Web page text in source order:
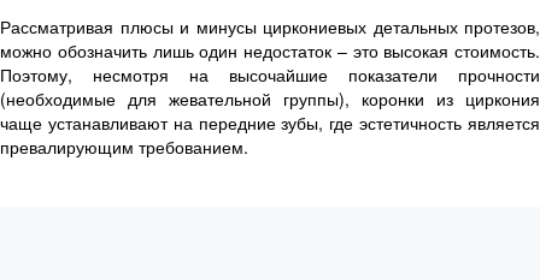
Рассматривая плюсы и минусы циркониевых детальных протезов,
можно обозначить лишь один недостаток – это высокая стоимость.
Поэтому, несмотря на высочайшие показатели прочности
(необходимые для жевательной группы), коронки из циркония
чаще устанавливают на передние зубы, где эстетичность является
превалирующим требованием.